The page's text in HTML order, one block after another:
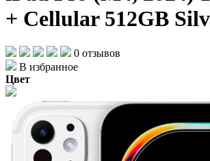
+ Cellular 512GB
0 отзывов
В избранное
Цвет